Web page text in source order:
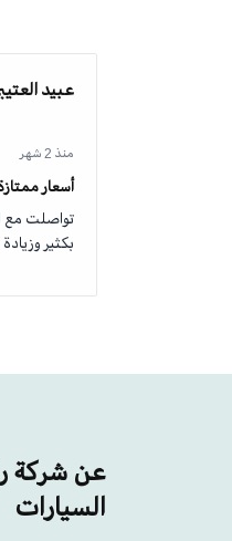
عبيد
منذ 2 شهر
أسعار
تواصلت مع
بكثير
عن شركة
السيارات